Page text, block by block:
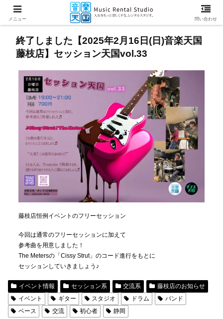
終了しました【2025年2月16日(日)音楽天国
藤枝店】セッション天国vol.33
藤枝店恒例イベントのフリーセッション
今回は通常のフリーセッションに加えて
参考曲を用意しました！
The Metersの「Cissy Strut」のコード進行をもとに
セッションしていきましょう♪
イベント情報 セッション系 交流系
藤枝店のお知らせ
イベント
ギター スタジオ ドラム
バンド
ベース
交流 初心者 静岡
メニュー 問い合わせ